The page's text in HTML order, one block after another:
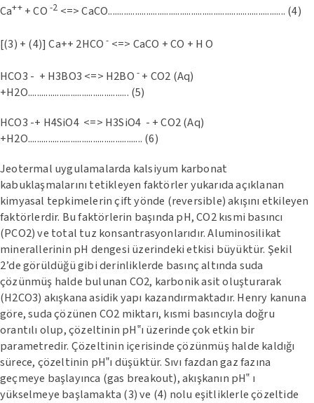
Ca+++ CO-2 <=> CaCO............................................................................... (4)
[(3) + (4)] Ca++ 2HCO- <=> CaCO + CO + H O
HCO3 - + H3BO3 <=> H2BO - + CO2 (Aq)
+H2O............................................. (5)
HCO3 -+ H4SiO4 <=> H3SiO4 - + CO2 (Aq)
+H2O................................................... (6)
Jeotermal uygulamalarda kalsiyum karbonat
kabuklaşmalarını tetikleyen faktörler yukarıda açıklanan
kimyasal tepkimelerin çift yönde (reversible) akışını etkileyen
faktörlerdir. Bu faktörlerin başında pH, CO2 kısmi basıncı
(PCO2) ve total tuz konsantrasyonlarıdır. Aluminosilikat
minerallerinin pH dengesi üzerindeki etkisi büyüktür. Şekil
2’de görüldüğü gibi derinliklerde basınç altında suda
çözünmüş halde bulunan CO2, karbonik asit oluşturarak
(H2CO3) akışkana asidik yapı kazandırmaktadır. Henry kanuna
göre, suda çözünen CO2 miktarı, kısmi basıncıyla doğru
orantılı olup, çözeltinin pH‟ı üzerinde çok etkin bir
parametredir. Çözeltinin içerisinde çözünmüş halde kaldığı
sürece, çözeltinin pH‟ı düşüktür. Sıvı fazdan gaz fazına
geçmeye başlayınca (gas breakout), akışkanın pH‟ ı
yükselmeye başlamakta (3) ve (4) nolu eşitliklerle çözeltide